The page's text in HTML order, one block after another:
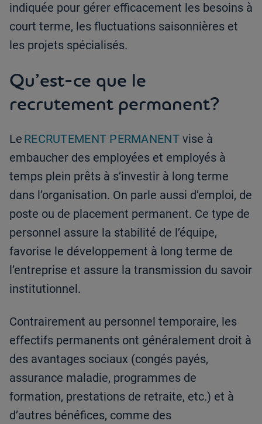
indiquée pour gérer efficacement les besoins à
court terme, les fluctuations saisonnières et
les projets spécialisés.
Qu’est-ce que le
recrutement permanent?
Le RECRUTEMENT PERMANENTvise à
embaucher des employées et employés à
temps plein prêts à s’investir à long terme
dans l’organisation. On parle aussi d’emploi, de
poste ou de placement permanent. Ce type de
personnel assure la stabilité de l’équipe,
favorise le développement à long terme de
l’entreprise et assure la transmission du savoir
institutionnel.
Contrairement au personnel temporaire, les
effectifs permanents ont généralement droit à
des avantages sociaux (congés payés,
assurance maladie, programmes de
formation, prestations de retraite, etc.) et à
d’autres bénéfices, comme des